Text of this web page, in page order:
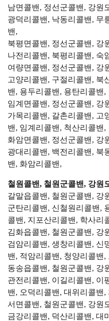
남면콜밴, 정선군콜밴, 강원
광덕리콜밴, 낙동리콜밴, 무
밴,
북평면콜밴, 정선군콜밴, 강
나전리콜밴, 북평리콜밴, 숙
여량면콜밴, 정선군콜밴, 강
고양리콜밴, 구절리콜밴, 북
밴, 용두리콜밴, 용탄리콜밴,
임계면콜밴, 정선군콜밴, 강
가목리콜밴, 갈촌리콜밴, 고
밴, 임계리콜밴, 척산리콜밴,
화암면콜밴, 정선군콜밴, 강
광대리콜밴, 백전리콜밴, 북
밴, 화암리콜밴,
철원콜밴, 철원군콜밴, 강원
갈말읍콜밴, 철원군콜밴, 강
군탄리콜밴, 신철원리콜밴,
콜밴, 지포산리콜밴, 학사리
김화읍콜밴, 철원군콜밴, 강
검암리콜밴, 생창리콜밴, 신
밴, 적암리콜밴, 청양리콜밴
동송읍콜밴, 철원군콜밴, 강
관전리콜밴, 이길리콜밴, 이
밴, 오덕리콜밴, 대위리콜밴
서면콜밴, 철원군콜밴, 강원
금강리콜밴, 덕산리콜밴, 대